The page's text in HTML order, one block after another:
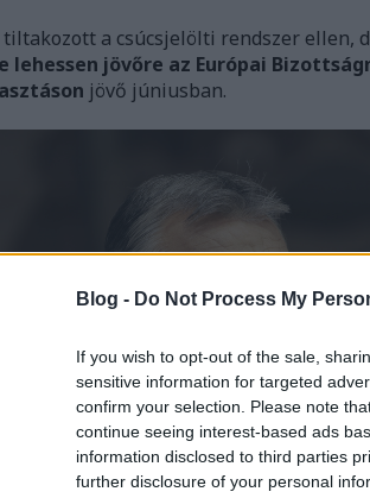
Blog - Do Not Process My
If you wish to opt-out of the sale,
sensitive information for targeted
confirm your selection. Please note
continue seeing interest-based ads
information disclosed to third parties
further disclosure of your personal
a csúcsjelölti rendszer ellen,
lehessen jövőre az Európai
jövő júniusban.